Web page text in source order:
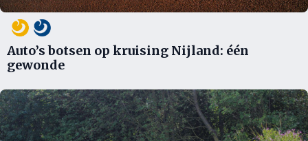
Auto’s botsen op kruising Nijland: één
gewonde